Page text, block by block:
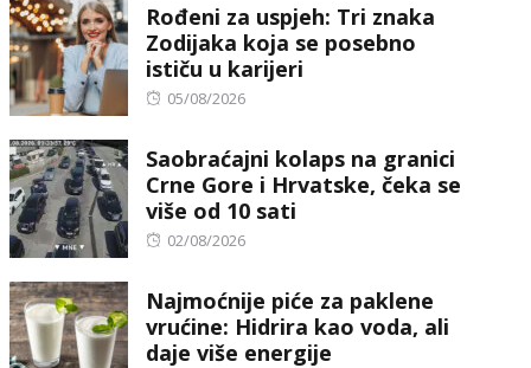
Rođeni za uspjeh: Tri znaka
Zodijaka koja se posebno
ističu u karijeri
Posted
05/08/2026
Saobraćajni kolaps na granici
Crne Gore i Hrvatske, čeka se
više od 10 sati
Posted
02/08/2026
Najmoćnije piće za paklene
vrućine: Hidrira kao voda, ali
daje više energije